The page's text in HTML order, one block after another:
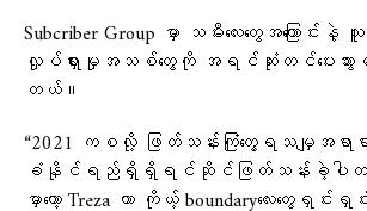
Subcriber Group မှာ သမီးလေးတွေအကြော
လှုပ်ရှားမှုအသစ်တွေကို အရင်ဆုံးတင်ပေးသွာ
တယ်။
“2021 ကစလို့ ဖြတ်သန်းကြုံတွေ့ရသမျှအရ
ခံနိုင်ရည်ရှိရှိရင်ဆိုင်ဖြတ်သန်းခဲ့ပါတ
မှာတော့ Treza ဟာ ကိုယ့် boundaryလေးတွေရှင်